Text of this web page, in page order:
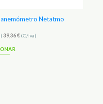
Netatmo
39,36€ (C/Iva)